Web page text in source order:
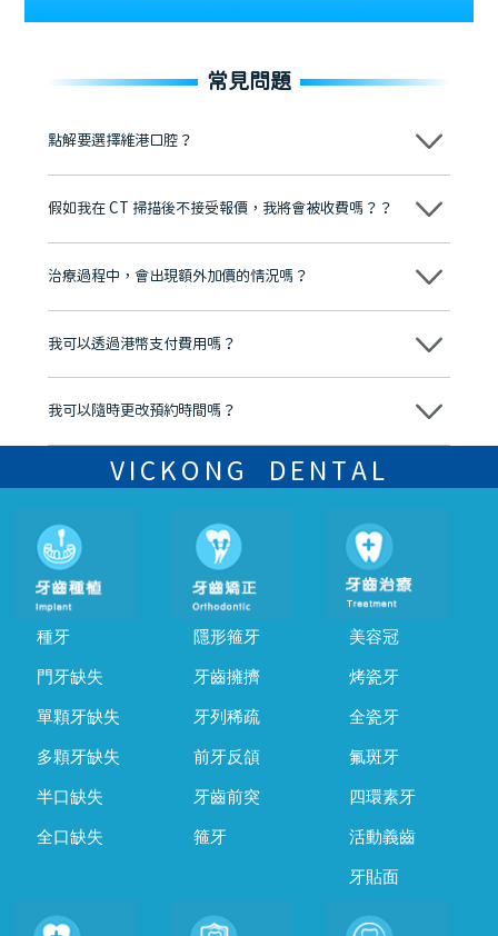
常見問題
點解要選擇維港口腔？
維港口腔踐行「醫道濟世」的大學校訓，各分院匯聚來自香港、內地的
牌」、「2025香港企業領袖品牌」，是諾貝爾種植系統全球放心植牙中
至今已服務超過三十個國家和地區的顧客，受到粵港澳大灣區及周邊城
市市民極高的口碑評價及信任推薦 珠海、深圳設有八大分院，香港亦設
有咨詢及服務保障中心，有任何問題都可以隨時預約免費咨詢，讓人十
假如我在 CT 掃描後不接受報價，我將會被收費嗎？？
不會！只要未開始實際服務之前，你不會被收取任何費用。
治療過程中，會出現額外加價的情況嗎？
不會，治療前我們會詳細說明治療方案及對應的價錢，顧客同意並簽字
我可以透過港幣支付費用嗎？
可以。維港口腔會按照當日匯率轉算收取費用，而匯率會及時告知客人
我可以隨時更改預約時間嗎？
可以，請盡早通過wechat或whatsapp聯絡我們，告知我們你原本預約
的時間及資料，並且重新預約的日期及時段
VICKONG DENTAL
種牙
門牙缺失
單顆牙缺失
多顆牙缺失
半口缺失
全口缺失
隱形箍牙
牙齒擁擠
牙列稀疏
前牙反頜
牙齒前突
箍牙
美容冠
烤瓷牙
全瓷牙
氟斑牙
四環素牙
活動義齒
牙貼面